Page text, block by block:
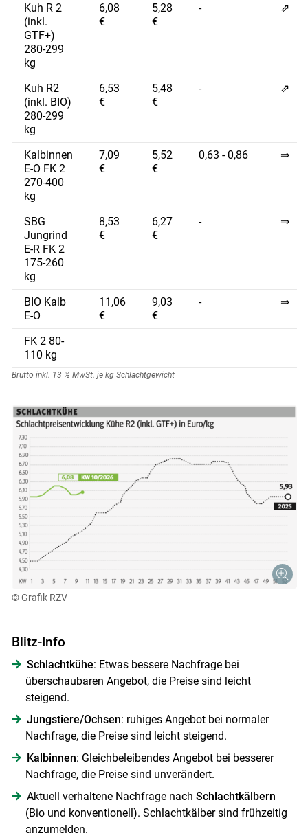
Kuh R 2
(inkl.
GTF+)
280-299
kg
6,08
€
5,28
€
- ⇗
Kuh R2
(inkl. BIO)
280-299
kg
6,53
€
5,48
€
- ⇗
Kalbinnen
E-O FK 2
270-400
kg
7,09
€
5,52
€
0,63 - 0,86 ⇒
SBG
Jungrind
E-R FK 2
175-260
kg
8,53
€
6,27
€
- ⇒
BIO Kalb
E-O
11,06
€
9,03
€
- ⇒
FK 2 80-
110 kg
Brutto inkl. 13 % MwSt. je kg Schlachtgewicht
© Grafik RZV
Blitz-Info
Schlachtkühe: Etwas bessere Nachfrage bei
überschaubaren Angebot, die Preise sind leicht
steigend.
Jungstiere/Ochsen: ruhiges Angebot bei normaler
Nachfrage, die Preise sind leicht steigend.
Kalbinnen: Gleichbeleibendes Angebot bei besserer
Nachfrage, die Preise sind unverändert.
Aktuell verhaltene Nachfrage nach Schlachtkälbern
(Bio und konventionell). Schlachtkälber sind frühzeitig
anzumelden.